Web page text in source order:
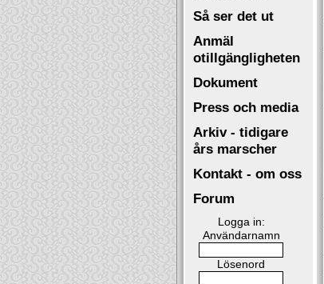
Så ser det ut
Anmäl
otillgängligheten
Dokument
Press och media
Arkiv - tidigare
års marscher
Kontakt - om oss
Forum
Logga in:
Användarnamn
Lösenord